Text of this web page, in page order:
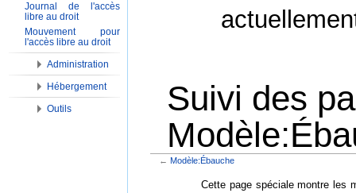
Suivi des
← Modèle:Ébauche
Cette page spéciale montre les
Journal de l'accès
libre au droit
Mouvement pour
l'accès libre au droit
Administration
Hébergement
Outils